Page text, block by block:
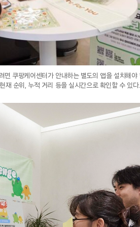
면 쿠팡케어센터가 안내하는 별도의 앱을 설치해야
재 순위, 누적 거리 등을 실시간으로 확인할 수 있다.